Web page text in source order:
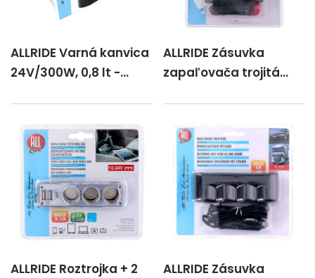
ALLRIDE Varná kanvica
24V/300W, 0,8 lt -
ALLRIDE Zásuvka
zapaľovača trojitá
ALLRIDE Roztrojka + 2
ALLRIDE Zásuvka